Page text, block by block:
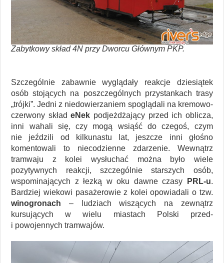
Zabytkowy skład 4N przy Dworcu Głównym PKP.
Szczególnie zabawnie wyglądały reakcje dziesiątek
osób stojących na poszczególnych przystankach trasy
„trójki”. Jedni z niedowierzaniem spoglądali na kremowo-
czerwony składeNek podjeżdżający przed ich oblicza,
inni wahali się, czy mogą wsiąść do czegoś, czym
nie jeździli od kilkunastu lat, jeszcze inni głośno
komentowali to niecodzienne zdarzenie. Wewnątrz
tramwaju z kolei wysłuchać można było wiele
pozytywnych reakcji, szczególnie starszych osób,
wspominających z łezką w oku dawne czasy
PRL-u.
Bardziej wiekowi pasażerowie z kolei opowiadali o tzw.
winogronach – ludziach wiszących na zewnątrz
kursujących w wielu miastach Polski przed-
i powojennych tramwajów.